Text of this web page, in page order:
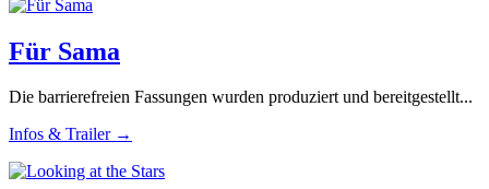
Für Sama
Die barrierefreien Fassungen wurden produziert und bereitgestellt...
Infos & Trailer →